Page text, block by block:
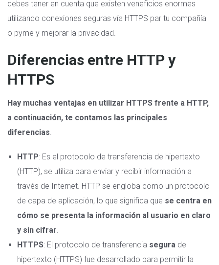
debes tener en cuenta que existen veneficios enormes
utilizando conexiones seguras vía HTTPS par tu compañía
o pyme y mejorar la privacidad.
Diferencias entre HTTP y
HTTPS
Hay muchas ventajas en utilizar HTTPS frente a HTTP,
a continuación, te contamos las principales
diferencias.
HTTP: Es el protocolo de transferencia de hipertexto
(HTTP), se utiliza para enviar y recibir información a
través de Internet. HTTP se engloba como un protocolo
de capa de aplicación, lo que significa que se centra en
cómo se presenta la información al usuario en claro
y sin cifrar.
HTTPS: El protocolo de transferencia segura de
hipertexto (HTTPS) fue desarrollado para permitir la